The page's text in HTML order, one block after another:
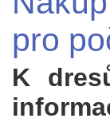
pro
K